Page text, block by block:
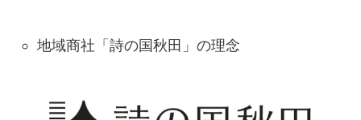
地域商社「詩の国秋田」の理念